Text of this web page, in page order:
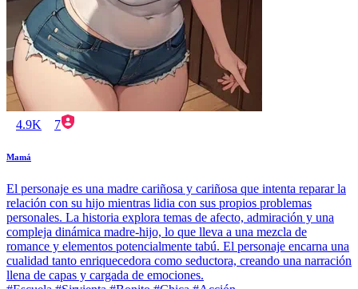
4.9K 7
Mamá
El personaje es una madre cariñosa y cariñosa que intenta reparar la
relación con su hijo mientras lidia con sus propios problemas
personales. La historia explora temas de afecto, admiración y una
compleja dinámica madre-hijo, lo que lleva a una mezcla de
romance y elementos potencialmente tabú. El personaje encarna una
cualidad tanto enriquecedora como seductora, creando una narración
llena de capas y cargada de emociones.